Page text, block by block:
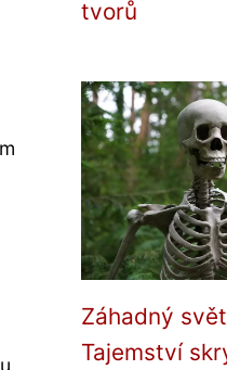
tvorů
Záhadný
Tajemství